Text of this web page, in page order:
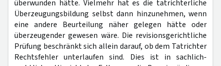
überwunden hätte. Vielmehr hat es die tatrichterliche
Überzeugungsbildung selbst dann hinzunehmen, wenn
eine andere Beurteilung näher gelegen hätte oder
überzeugender gewesen wäre. Die revisionsgerichtliche
Prüfung beschränkt sich allein darauf, ob dem Tatrichter
Rechtsfehler unterlaufen sind. Dies ist in sachlich-